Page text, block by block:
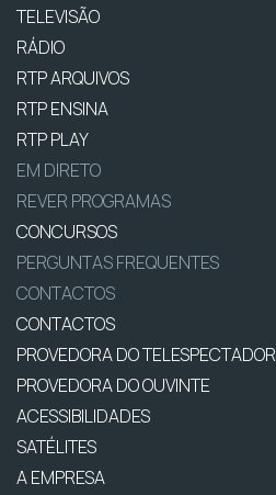
TELEVISÃO
RÁDIO
RTP ARQUIVOS
RTP ENSINA
RTP PLAY
EM DIRETO
REVER PROGRAMAS
CONCURSOS
PERGUNTAS FREQUENTES
CONTACTOS
CONTACTOS
PROVEDORA DO TELESPECTADOR
PROVEDORA DO OUVINTE
ACESSIBILIDADES
SATÉLITES
A EMPRESA